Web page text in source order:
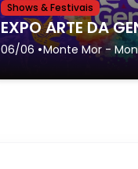
Shows & Festivais
EXPO ARTE DA
06/06 •Monte Mor -